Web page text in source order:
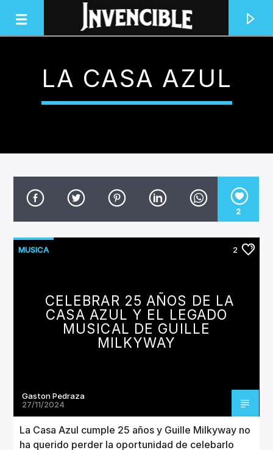
INVENCIBLE RADIO
JUNTOS SOMOS INVENCIBLES
TÍTULO
ARTISTA
Invencible Radio
LA CASA AZUL
2
MUSICA 2
CELEBRAR 25 AÑOS DE LA
CASA AZUL Y EL LEGADO
MUSICAL DE GUILLE
MILKYWAY
Gaston Pedraza
27/11/2024
La Casa Azul cumple 25 años y Guille Milkyway no
ha querido perder la oportunidad de celebarlo